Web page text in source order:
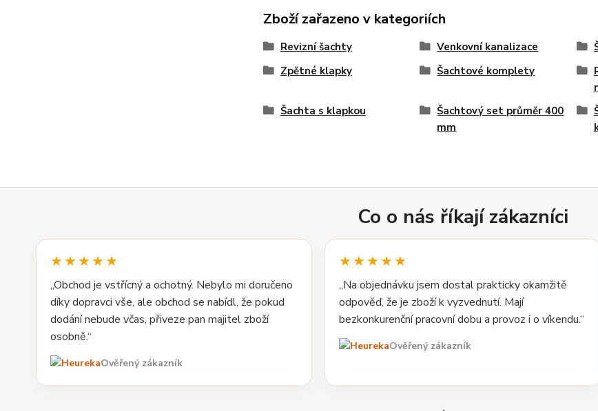
Zboží zařazeno v kategoriích
Revizní šachty Venkovní kanalizace
Zpětné klapky
Šachtové komplety
Šachta s klapkou
Šachtový set průměr 400
mm
Co o nás říkají zákazníci
★★★★★
„Obchod je vstřícný a ochotný. Nebylo mi doručeno
díky dopravci vše, ale obchod se nabídl, že pokud
dodání nebude včas, přiveze pan majitel zboží
osobně.“
Ověřený zákazník
★★★★★
„Na objednávku jsem dostal prakticky okamžitě
odpověď, že je zboží k vyzvednutí. Mají
bezkonkurenční pracovní dobu a provoz i o víkendu.“
Ověřený zákazník